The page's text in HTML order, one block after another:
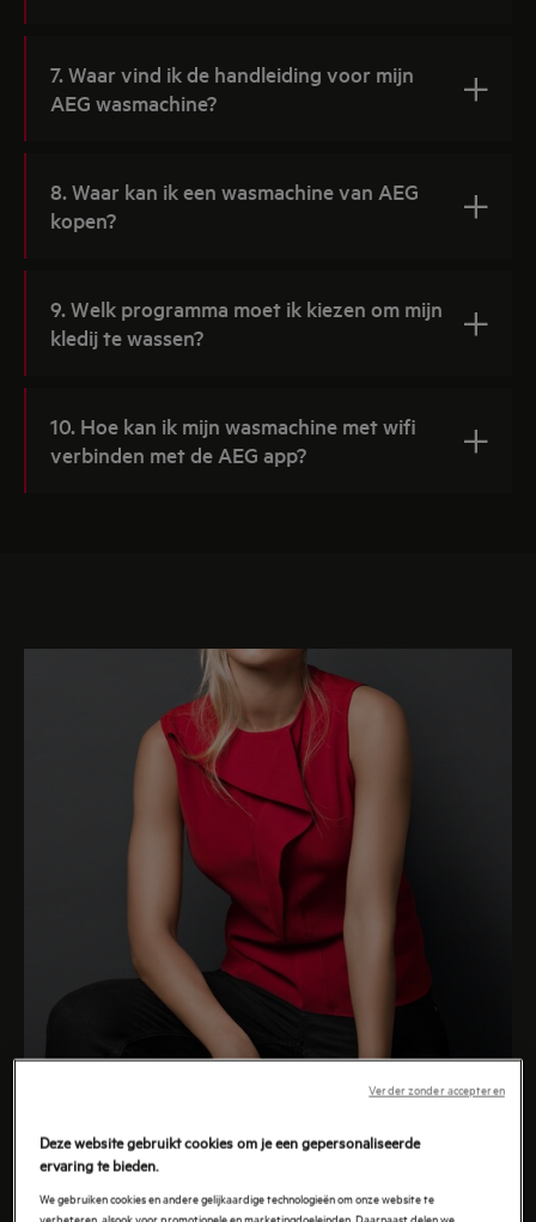
7. Waar vind ik de handleiding voor mijn
AEG wasmachine?
8. Waar kan ik een wasmachine van AEG
kopen?
9. Welk programma moet ik kiezen om mijn
kledij te wassen?
10. Hoe kan ik mijn wasmachine met wifi
verbinden met de AEG app?
Ontdek wasmachines
Schitterende wasresultaten
Deze website gebruikt cookies om je een gepersonaliseerde
ervaring te bieden.
We gebruiken cookies en andere gelijkaardige technologieën om onze website te
Verder zonder accepteren